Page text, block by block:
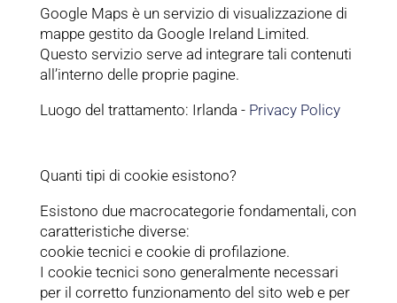
Google Maps è un servizio di visualizzazione di
mappe gestito da Google Ireland Limited.
Questo servizio serve ad integrare tali contenuti
all’interno delle proprie pagine.
Luogo del trattamento: Irlanda - Privacy Policy
Quanti tipi di cookie esistono?
Esistono due macrocategorie fondamentali, con
caratteristiche diverse:
cookie tecnici e cookie di profilazione.
I cookie tecnici sono generalmente necessari
per il corretto funzionamento del sito web e per